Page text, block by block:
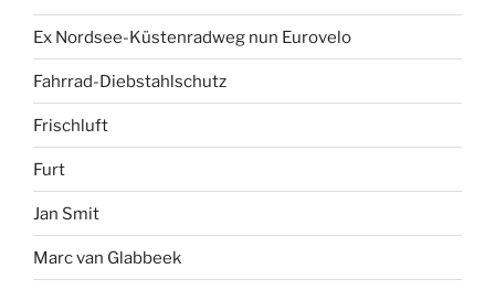
Ex Nordsee-Küstenradweg nun Eurovelo
Fahrrad-Diebstahlschutz
Frischluft
Furt
Jan Smit
Marc van Glabbeek